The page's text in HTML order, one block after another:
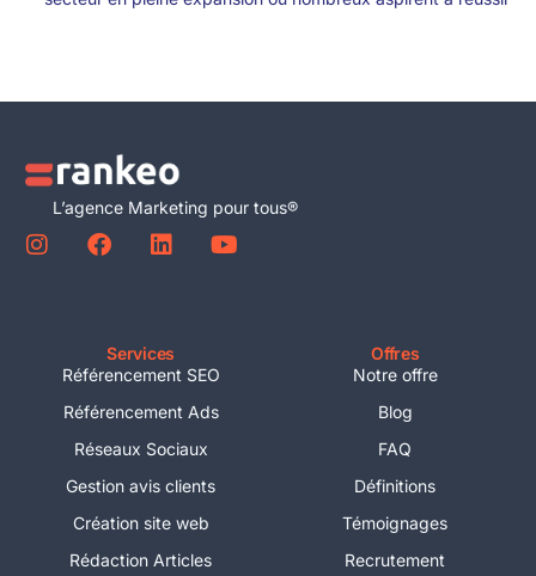
L’agence Marketing pour tous®
Services
Référencement SEO
Référencement Ads
Réseaux Sociaux
Gestion avis clients
Création site web
Rédaction Articles
Offres
Notre offre
Blog
FAQ
Définitions
Témoignages
Recrutement